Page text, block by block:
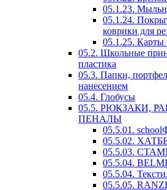
05.1.23.
05.1.24.
коврики для
05.1.25. Карты
05.2. Школьные
пластика
05.3. Папки,
нанесением
05.4. Глобусы
05.5. РЮКЗАКИ,
ПЕНАЛЫ
05.5.01.
05.5.02.
05.5.03.
05.5.04.
05.5.04.
05.5.05.